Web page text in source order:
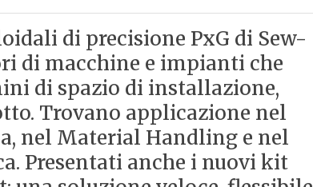
di precisione PxG di Sew-
di macchine e impianti che
di spazio di installazione,
Trovano applicazione nel
nel Material Handling e nel
Presentati anche i nuovi kit